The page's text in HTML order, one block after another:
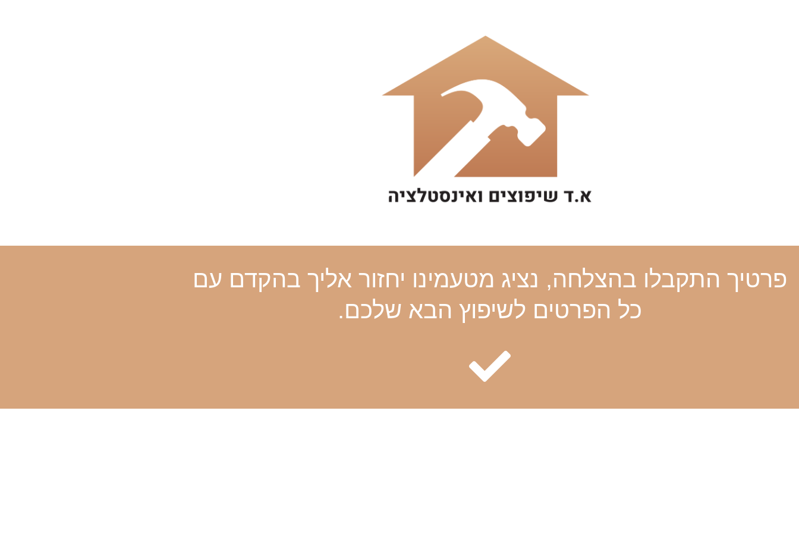
פרטיך התקבלו בהצלחה, נציג מטעמינו יחזור אליך בהקדם עם
כל הפרטים לשיפוץ הבא שלכם.